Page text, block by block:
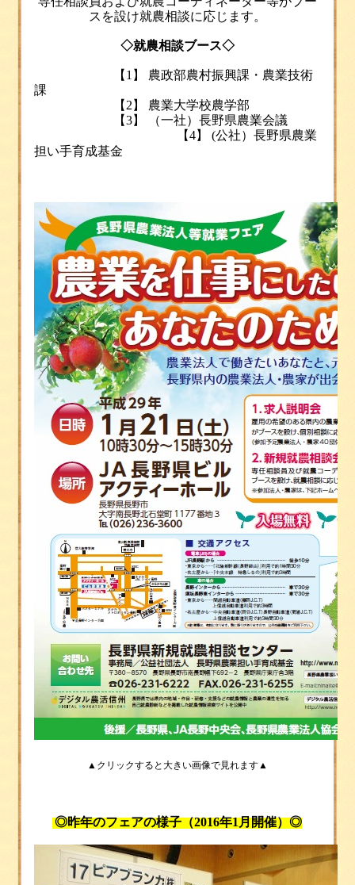
スを設け就農相談に応じます。
◇就農相談ブース◇
【1】 農政部農村振興課・農業技術
課
【2】 農業大学校農学部
【3】 （一社）長野県農業会議
【4】 (公社）長野県農業
担い手育成基金
▲クリックすると大きい画像で見れます▲
◎昨年のフェアの様子（2016年1月開催）◎